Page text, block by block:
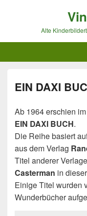
Alte
EIN DAXI
Ab 1964 erschien im
EIN DAXI BUCH.
Die Reihe basiert
aus dem Verlag
Titel anderer
Casterman in
Einige Titel wurden
Wunderbücher